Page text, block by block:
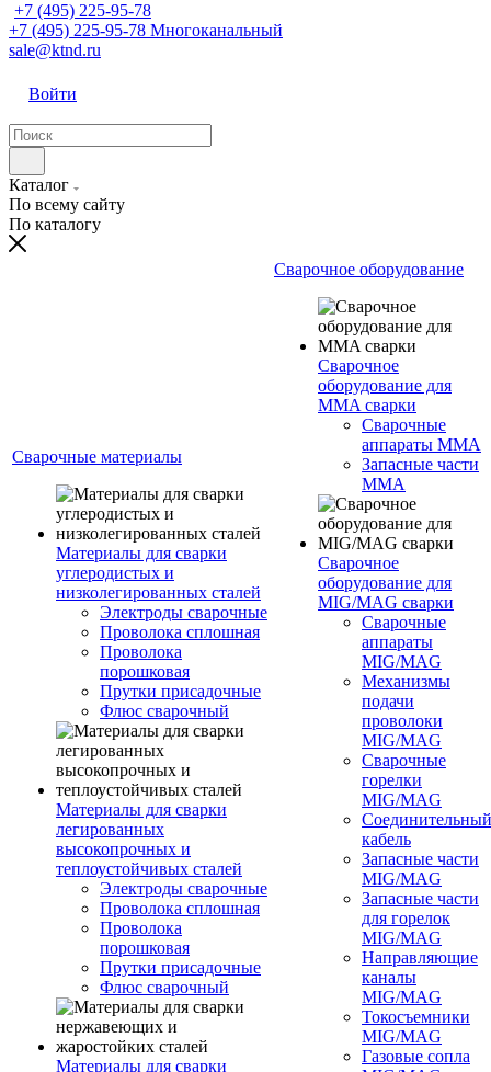
+7 (495) 225-95-78
+7 (495) 225-95-78 Многоканальный
sale@ktnd.ru
Войти
Каталог
По всему сайту
По каталогу
Сварочные материалы
Материалы для сварки
углеродистых и
низколегированных сталей
Электроды сварочные
Проволока сплошная
Проволока
порошковая
Прутки присадочные
Флюс сварочный
Материалы для сварки
легированных
высокопрочных и
теплоустойчивых сталей
Электроды сварочные
Проволока сплошная
Проволока
порошковая
Прутки присадочные
Флюс сварочный
Материалы для сварки
Сварочное оборудование
Сварочное
оборудование для
MMA сварки
Сварочные
аппараты MMA
Запасные части
MMA
Сварочное
оборудование для
MIG/MAG сварки
Сварочные
аппараты
MIG/MAG
Механизмы
подачи
проволоки
MIG/MAG
Сварочные
горелки
MIG/MAG
Соединительный
кабель
Запасные части
MIG/MAG
Запасные части
для горелок
MIG/MAG
Направляющие
каналы
MIG/MAG
Токосъемники
MIG/MAG
Газовые сопла